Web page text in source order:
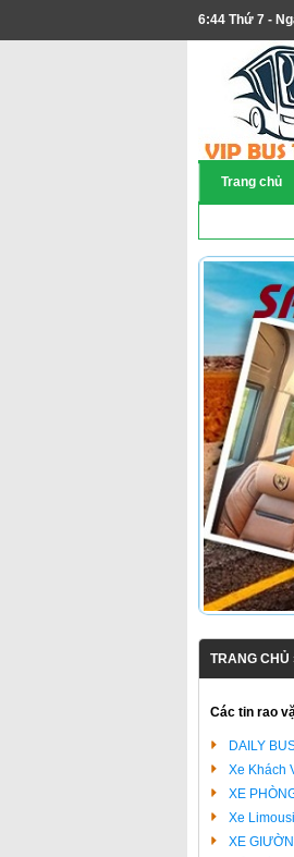
6:44 Thứ 7 -
Trang chủ
TRANG CHỦ
Các tin rao
DAILY
Xe Khách
XE
Xe
XE